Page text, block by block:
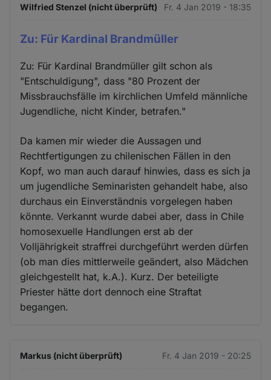
Wilfried Stenzel (nicht überprüft) Fr. 4 Jan 2019 - 18:35
Zu: Für Kardinal Brandmüller
Zu: Für Kardinal Brandmüller gilt schon als
"Entschuldigung", dass "80 Prozent der
Missbrauchsfälle im kirchlichen Umfeld männliche
Jugendliche, nicht Kinder, betrafen."
Da kamen mir wieder die Aussagen und
Rechtfertigungen zu chilenischen Fällen in den
Kopf, wo man auch darauf hinwies, dass es sich ja
um jugendliche Seminaristen gehandelt habe, also
durchaus ein Einverständnis vorgelegen haben
könnte. Verkannt wurde dabei aber, dass in Chile
homosexuelle Handlungen erst ab der
Volljährigkeit straffrei durchgeführt werden dürfen
(ob man dies mittlerweile geändert, also Mädchen
gleichgestellt hat, k.A.). Kurz. Der beteiligte
Priester hätte dort dennoch eine Straftat
begangen.
Markus (nicht überprüft) Fr. 4 Jan 2019 - 20:25